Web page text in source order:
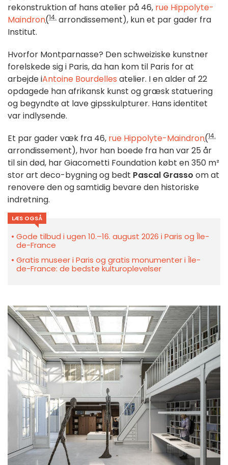
rekonstruktion af hans atelier på 46, rue Hippolyte-
Maindron(14. arrondissement), kun et par gader fra
Institut.
Hvorfor Montparnasse? Den schweiziske kunstner
forelskede sig i Paris, da han kom til Paris for at
arbejde iAntoine Bourdelles atelier. I en alder af 22
opdagede han afrikansk kunst og græsk statuering
og begyndte at lave gipsskulpturer. Hans identitet
var indlysende.
Et par gader væk fra 46, rue Hippolyte-Maindron(14.
arrondissement), hvor han boede fra han var 25 år
til sin død, har Giacometti Foundation købt en 350 m²
stor art deco-bygning og bedt Pascal Grasso om at
renovere den og samtidig bevare den historiske
indretning.
LÆS OGSÅ
Gode tilbud i ugen 10.–16. august 2026 i Paris og Île-
de-France
Gratis museer i Paris og gratis monumenter i Île-
de-France: de bedste kulturoplevelser